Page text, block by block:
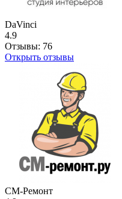
DaVinci
4.9
Отзывы: 76
Открыть отзывы
СМ-Ремонт